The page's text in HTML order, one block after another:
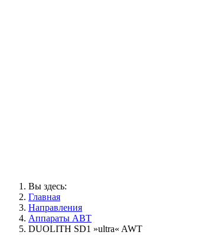
Вы здесь:
Главная
Направления
Аппараты АВТ
DUOLITH SD1 »ultra« AWT